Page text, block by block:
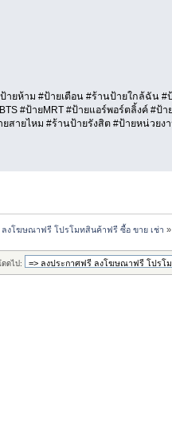
ยห้าม #ป้ายเตือน #ร้านป้ายใกล้ฉัน
#ป้ายMRT #ป้ายแอร์พอร์ตลิ้งค์ #ป้
สายไหม #ร้านป้ายรังสิต #ป้ายหน่วยง
ลงโฆษณาฟรี โปรโมทสินค้าฟรี ซื้อ ขาย เช่า »
ดดไป: